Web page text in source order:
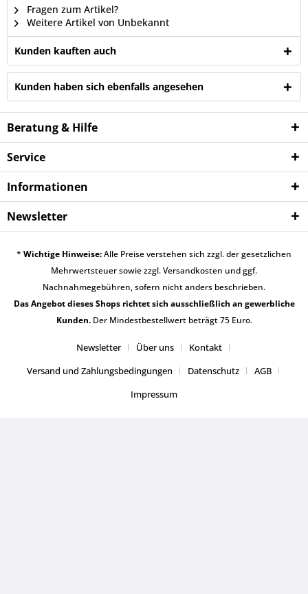
Fragen zum Artikel?
Weitere Artikel von Unbekannt
Kunden kauften auch
Kunden haben sich ebenfalls angesehen
Beratung & Hilfe
Service
Informationen
Newsletter
* Wichtige Hinweise:Alle Preise verstehen sich zzgl. der gesetzlichen
Mehrwertsteuer sowie zzgl.Versandkosten und ggf.
Nachnahmegebühren, sofern nicht anders beschrieben.
Das Angebot dieses Shops richtet sich ausschließlich an gewerbliche
Kunden.Der Mindestbestellwert beträgt 75 Euro.
Newsletter Über uns
Kontakt
Versand und Zahlungsbedingungen
Datenschutz
AGB
Impressum